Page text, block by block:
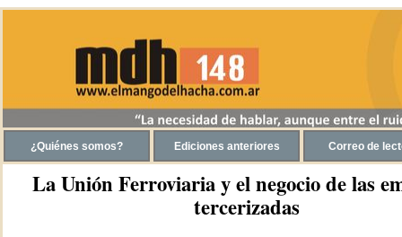
La Unión Ferroviaria y el negocio de las
tercerizadas